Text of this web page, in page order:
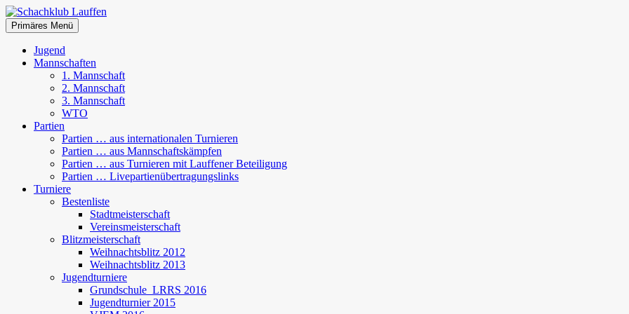
Zum
Inhalt
springen
Schachklub Lauffen
Suchen
Primäres Menü
Jugend
Mannschaften
1. Mannschaft
2. Mannschaft
3. Mannschaft
WTO
Partien
Partien … aus internationalen Turnieren
Partien … aus Mannschaftskämpfen
Partien … aus Turnieren mit Lauffener Beteiligung
Partien … Livepartienübertragungslinks
Turniere
Bestenliste
Stadtmeisterschaft
Vereinsmeisterschaft
Blitzmeisterschaft
Weihnachtsblitz 2012
Weihnachtsblitz 2013
Jugendturniere
Grundschule_LRRS 2016
Jugendturnier 2015